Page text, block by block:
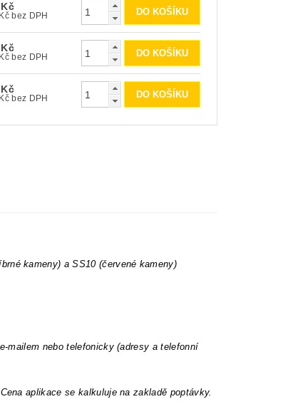
35 Kč bez DPH
35 Kč bez DPH
35 Kč bez DPH
kameny) a SS10 (červené kameny)
mailem nebo telefonicky (adresy a telefonní
aplikace se kalkuluje na zakladě poptávky.